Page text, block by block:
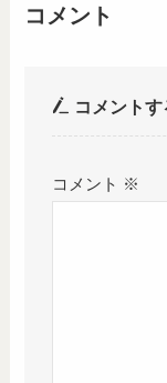
コメント
コメントす
コメント ※